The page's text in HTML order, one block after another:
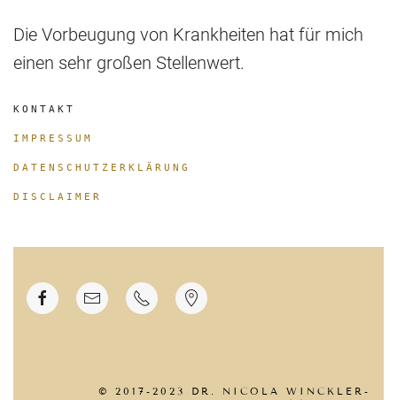
Die Vorbeugung von Krankheiten hat für mich
einen sehr großen Stellenwert.
KONTAKT
IMPRESSUM
DATENSCHUTZERKLÄRUNG
DISCLAIMER
© 2017-2023 DR. NICOLA WINCKLER-